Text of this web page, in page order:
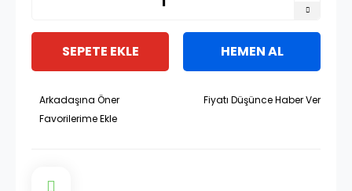
SEPETE EKLE HEMEN AL
Arkadaşına Öner Fiyatı Düşünce Haber Ver